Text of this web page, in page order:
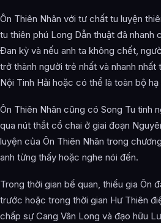
Ôn Thiên Nhân với tư chất tu luyện
tu thiên phú Long Dẫn thuật đã
Đan kỳ và nếu anh ta không chết,
trở thành người trẻ nhất và nhanh
Nội Tinh Hải hoặc có thể là toàn bộ hạ
Ôn Thiên Nhân cũng có Song Tu tinh
qua nút thắt cổ chai ở giai đoạn
luyện của Ôn Thiên Nhân trong
anh từng thấy hoặc nghe nói đến.
Trong thời gian bế quan, thiếu gia Ôn
trước hoặc trong thời gian Hư Thiên
chấp sự Cang Vân Long và đạo hữu